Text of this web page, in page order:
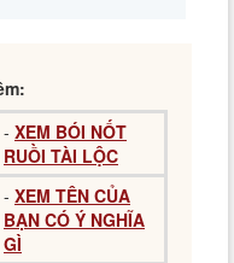
- XEM BÓI NỐT
RUỒI TÀI LỘC
- XEM TÊN CỦA
BẠN CÓ Ý NGHĨA
GÌ